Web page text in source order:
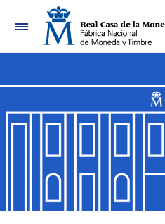
Navegación
Mostrar/Ocultar
Mostrar/Ocultar
Mostrar/Ocultar